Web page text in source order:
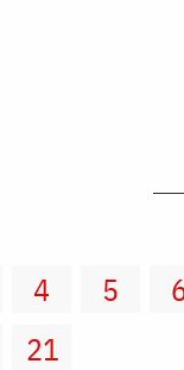
4 5
21